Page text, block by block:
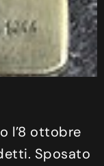
l’8 ottobre
Sposato